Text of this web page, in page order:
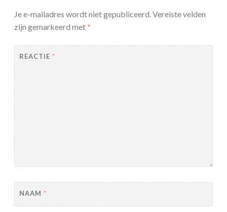
Je e-mailadres wordt niet gepubliceerd.Vereiste velden
zijn gemarkeerd met*
REACTIE *
NAAM *